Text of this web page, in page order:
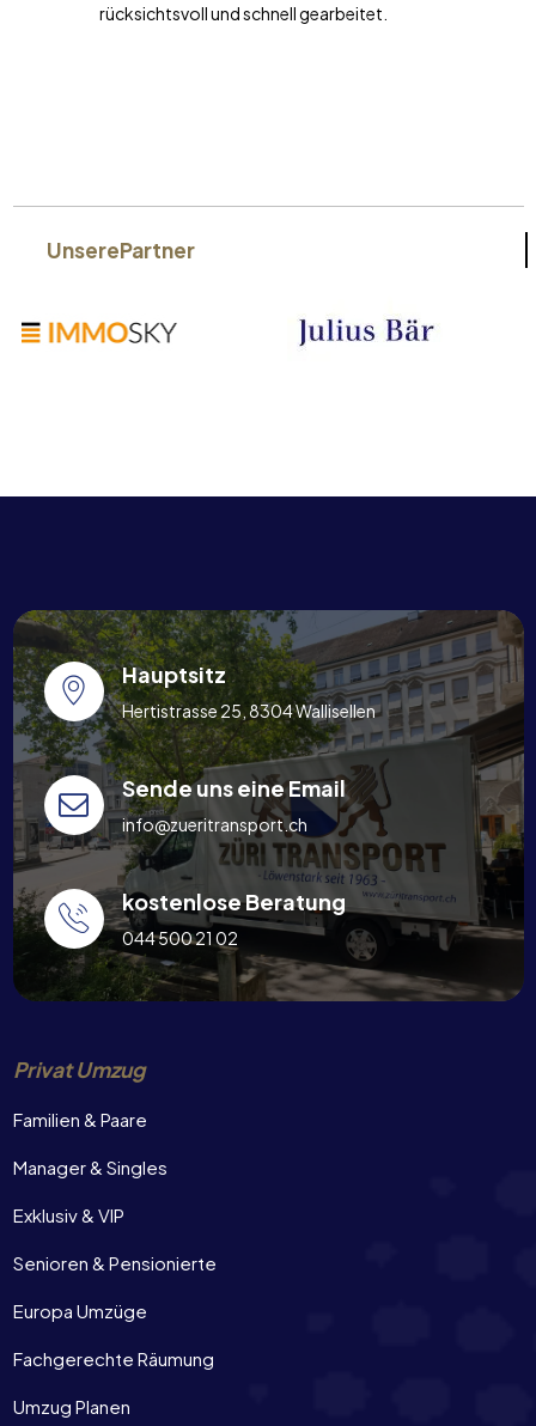
rücksichtsvoll und schnell gearbeitet.
UnserePartner
Hauptsitz
Hertistrasse 25, 8304 Wallisellen
Sende uns eine Email
info@zueritransport.ch
kostenlose Beratung
044 500 21 02
Privat Umzug
Familien & Paare
Manager & Singles
Exklusiv & VIP
Senioren & Pensionierte
Europa Umzüge
Fachgerechte Räumung
Umzug Planen